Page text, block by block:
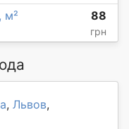
м² 88
грн
, Львов,